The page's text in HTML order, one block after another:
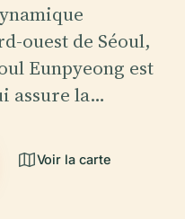
ouest de Séoul,
Eunpyeong est
assure la…
Voir la carte